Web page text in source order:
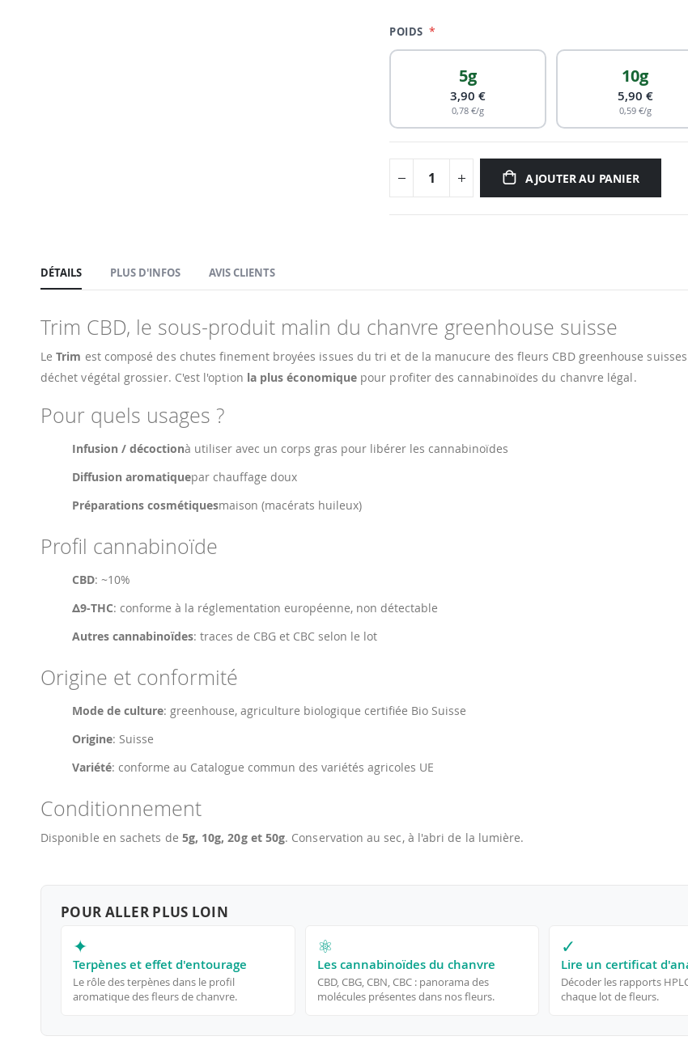
POIDS
5g
3,90 €
0,78 €/g
10g
5,90 €
0,59 €/g
AJOUTER AU PANIER
DÉTAILS
Trim CBD, le sous-produit malin du chanvre greenhouse suisse
LeTrim est composé des chutes finement broyées issues du tri et de la manucure des fleurs CBD greenhouse
déchet végétal grossier. C'est l'option la plus économique pour profiter des cannabinoïdes du chanvre légal.
Pour quels usages ?
Infusion / décoctionà utiliser avec un corps gras pour libérer les cannabinoïdes
Diffusion aromatiquepar chauffage doux
Préparations cosmétiquesmaison (macérats huileux)
Profil cannabinoïde
CBD: ~10%
Δ9-THC: conforme à la réglementation européenne, non détectable
Autres cannabinoïdes: traces de CBG et CBC selon le lot
Origine et conformité
Mode de culture: greenhouse, agriculture biologique certifiée Bio Suisse
Origine: Suisse
Variété: conforme au Catalogue commun des variétés agricoles UE
Conditionnement
Disponible en sachets de 5g, 10g, 20g et 50g. Conservation au sec, à l'abri de la lumière.
PLUS D'INFOS AVIS CLIENTS
POUR ALLER PLUS LOIN
✦
Terpènes et effet d'entourage
Le rôle des terpènes dans le profil
aromatique des fleurs de chanvre.
⚛
Les cannabinoïdes du chanvre
CBD, CBG, CBN, CBC : panorama des
molécules présentes dans nos fleurs.
✓
Lire un certificat
Décoder les rapports
chaque lot de fleurs.